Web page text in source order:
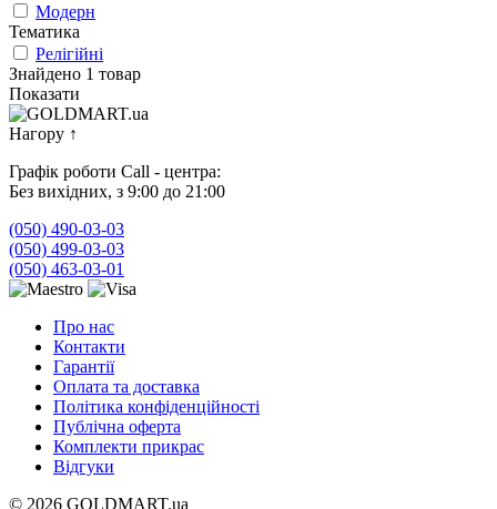
Модерн
Тематика
Релігійні
Знайдено 1 товар
Показати
Нагору ↑
Графік роботи Call - центра:
Без вихідних, з 9:00 до 21:00
(050) 490-03-03
(050) 499-03-03
(050) 463-03-01
Про нас
Контакти
Гарантії
Оплата та доставка
Політика конфіденційності
Публічна оферта
Комплекти прикрас
Відгуки
© 2026 GOLDMART.ua